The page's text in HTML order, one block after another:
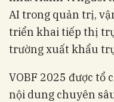
AI trong quản trị,
triển khai tiếp thị
trường xuất khẩu
VOBF 2025 được tổ
nội dung chuyên